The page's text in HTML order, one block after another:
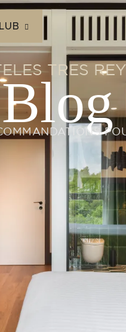
TRES
Blog